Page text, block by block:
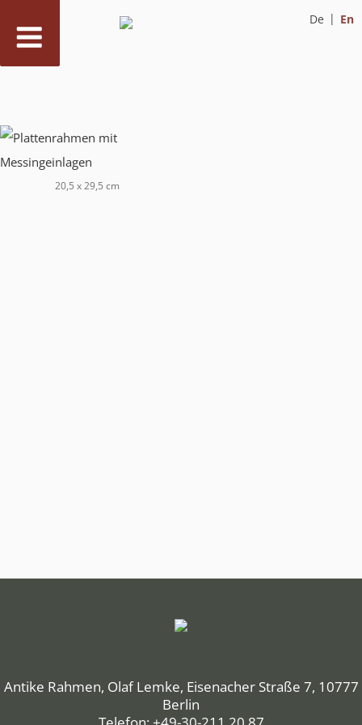
Skip
to
De En
20,5 x 29,5 cm
Antike Rahmen, Olaf Lemke, Eisenacher Straße 7, 10777
Berlin